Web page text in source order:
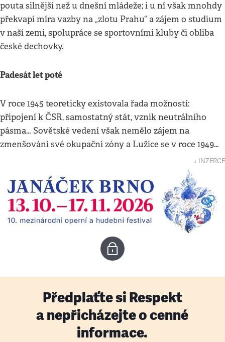
pouta silnější než u dnešní mládeže; i u ní však mnohdy
překvapí míra vazby na „zlotu Prahu“ a zájem o studium
v naší zemi, spolupráce se sportovními kluby či obliba
české dechovky.
Padesát let poté
V roce 1945 teoreticky existovala řada možností:
připojení k ČSR, samostatný stát, vznik neutrálního
pásma… Sovětské vedení však nemělo zájem na
zmenšování své okupační zóny a Lužice se v roce 1949…
↓ INZERCE
Předplaťte si Respekt
a nepřicházejte o cenné
informace.